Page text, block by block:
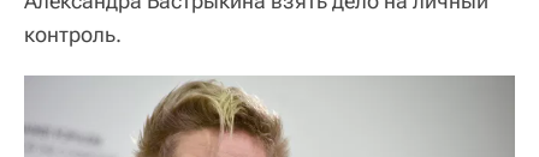
контроль.